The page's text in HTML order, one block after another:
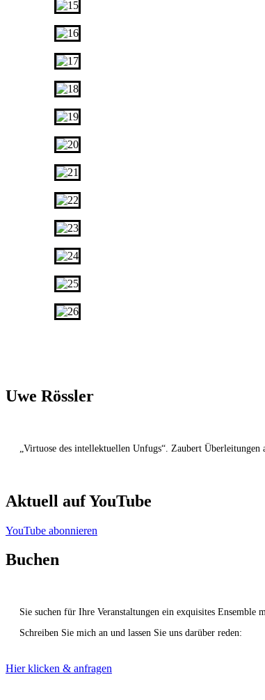
Uwe Rössler
„Virtuose des intellektuellen Unfugs“. Zaubert
Aktuell auf YouTube
YouTube abonnieren
Buchen
Sie suchen für Ihre Veranstaltungen ein exquisites Ensemble
Schreiben Sie mich an und lassen Sie uns darüber reden:
Hier klicken & anfragen